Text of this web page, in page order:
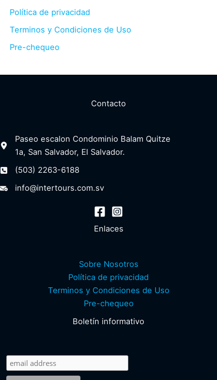
Política de privacidad
Terminos y Condiciones de Uso
Pre-chequeo
Contacto
Paseo escalon Condominio Balam Quitze
1a, San Salvador, El Salvador.
(503) 2263-6188
info@intertours.com.sv
Enlaces
Sobre Nosotros
Política de privacidad
Terminos y Condiciones de Uso
Pre-chequeo
Boletín informativo